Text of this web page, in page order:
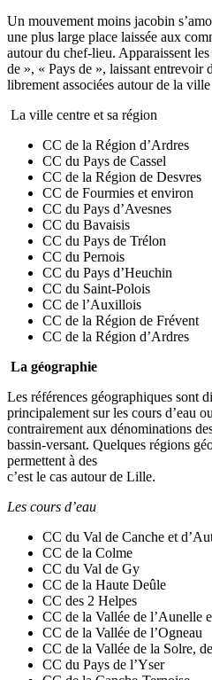
Un mouvement moins jacobin
une plus large place laissée aux
autour du chef-lieu. Apparaissent
de », « Pays de », laissant entrevoir
librement associées autour de la
La ville centre et sa région
CC de la Région d’Ardres
CC du Pays de Cassel
CC de la Région de Desvres
CC de Fourmies et environ
CC du Pays d’Avesnes
CC du Bavaisis
CC du Pays de Trélon
CC du Pernois
CC du Pays d’Heuchin
CC du Saint-Polois
CC de l’Auxillois
CC de la Région de Frévent
CC de la Région d’Ardres
La géographie
Les références géographiques sont
principalement sur les cours d’eau
contrairement aux dénominations
bassin-versant. Quelques régions
permettent à des
c’est le cas autour de Lille.
Les cours d’eau
CC du Val de Canche et
CC de la Colme
CC du Val de Gy
CC de la Haute Deûle
CC des 2 Helpes
CC de la Vallée de l’Aunelle
CC de la Vallée de l’Ogneau
CC de la Vallée de la Solre,
CC du Pays de l’Yser